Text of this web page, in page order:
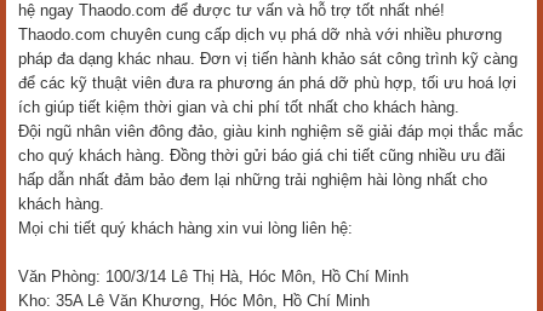
hệ ngay Thaodo.com để được tư vấn và hỗ trợ tốt nhất nhé!
Thaodo.com chuyên cung cấp dịch vụ phá dỡ nhà với nhiều phương
pháp đa dạng khác nhau. Đơn vị tiến hành khảo sát công trình kỹ càng
để các kỹ thuật viên đưa ra phương án phá dỡ phù hợp, tối ưu hoá lợi
ích giúp tiết kiệm thời gian và chi phí tốt nhất cho khách hàng.
Đội ngũ nhân viên đông đảo, giàu kinh nghiệm sẽ giải đáp mọi thắc mắc
cho quý khách hàng. Đồng thời gửi báo giá chi tiết cũng nhiều ưu đãi
hấp dẫn nhất đảm bảo đem lại những trải nghiệm hài lòng nhất cho
khách hàng.
Mọi chi tiết quý khách hàng xin vui lòng liên hệ:
Văn Phòng: 100/3/14 Lê Thị Hà, Hóc Môn, Hồ Chí Minh
Kho: 35A Lê Văn Khương, Hóc Môn, Hồ Chí Minh